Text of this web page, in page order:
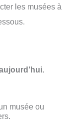
les musées à
musée ou